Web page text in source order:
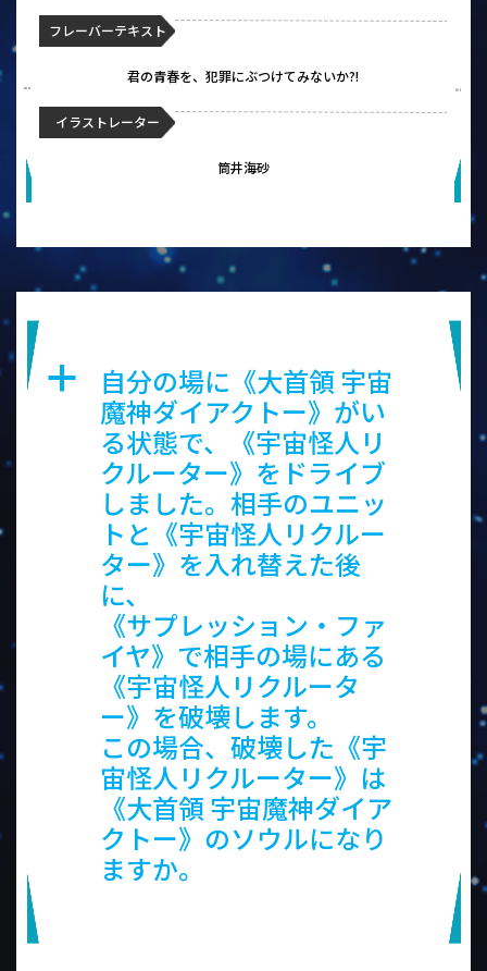
フレーバーテキスト
君の青春を、犯罪にぶつけてみないか?!
イラストレーター
筒井海砂
a
自分の場に《大首領 宇宙
魔神ダイアクトー》がい
る状態で、《宇宙怪人リ
クルーター》をドライブ
しました。相手のユニッ
トと《宇宙怪人リクルー
ター》を入れ替えた後
に、
《サプレッション・ファ
イヤ》で相手の場にある
《宇宙怪人リクルータ
ー》を破壊します。
この場合、破壊した《宇
宙怪人リクルーター》は
《大首領 宇宙魔神ダイア
クトー》のソウルになり
ますか。